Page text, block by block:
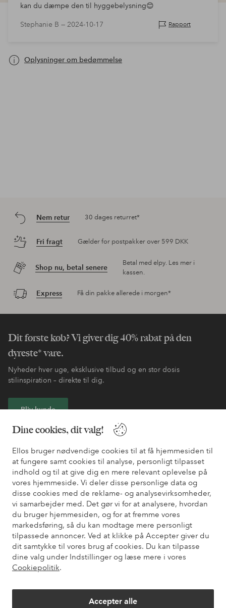
Dine cookies, dit valg!
Ellos bruger nødvendige cookies til at få hjemmesiden til
at fungere samt cookies til analyse, personligt tilpasset
indhold og til at give dig en mere relevant oplevelse på
vores hjemmeside. Vi deler disse personlige data og
disse cookies med de reklame- og analysevirksomheder,
vi samarbejder med. Det gør vi for at analysere, hvordan
du bruger hjemmesiden, og for at fremme vores
markedsføring, så du kan modtage mere personligt
tilpassede annoncer. Ved at klikke på Accepter giver du
dit samtykke til vores brug af cookies. Du kan tilpasse
dine valg under Indstillinger og læse mere i vores
Cookiepolitik.
Accepter alle
kan du dæmpe den til hyggebelysning😊
Stephanie B — 2024-10-17 Rapport
Oplysninger om bedømmelse
Nem retur 30 dages returret*
Fri fragt Gælder for postpakker over 599 DKK
Shop nu, betal senere
Betal med elpy. Les mer i
kassen.
Express Få din pakke allerede i morgen*
Dit første køb? Vi giver dig 40% rabat på den
dyreste* vare.
Nyheder hver uge, eksklusive tilbud og en stor dosis
stilinspiration – direkte til dig.
Bliv kunde
* Se tilbudsbetingelser ved registrering
Har du brug for hjælp?
Du kan finde svar på de oftest stillede spørgsmål i vores FAQ.
Du kan også finde oplysninger om, hvordan du kontakter os.
Kundeservice Bestilling Betalingsmåde
Mine sider